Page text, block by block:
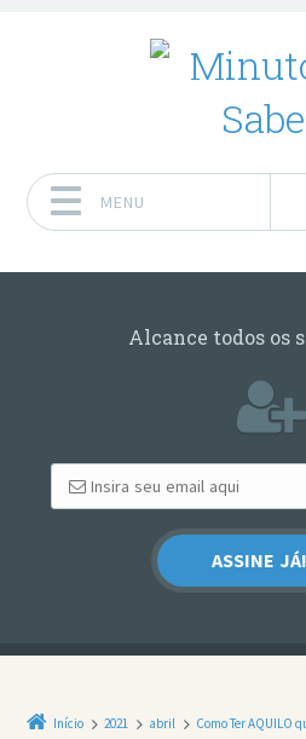
MENU
Alcance todos os
Início 2021 abril
Como Ter AQUILO